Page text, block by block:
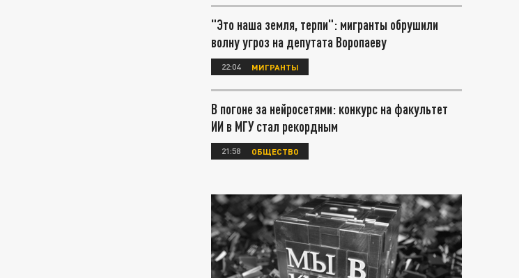
"Это наша земля, терпи": мигранты обрушили
волну угроз на депутата Воропаеву
22:04 МИГРАНТЫ
В погоне за нейросетями: конкурс на факультет
ИИ в МГУ стал рекордным
21:58 ОБЩЕСТВО